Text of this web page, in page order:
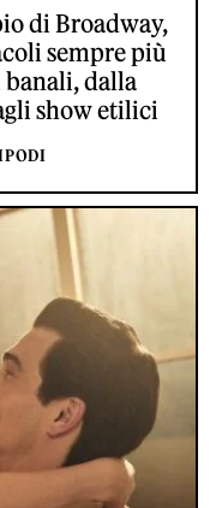
di Broadway,
sempre più
dalla
show etilici